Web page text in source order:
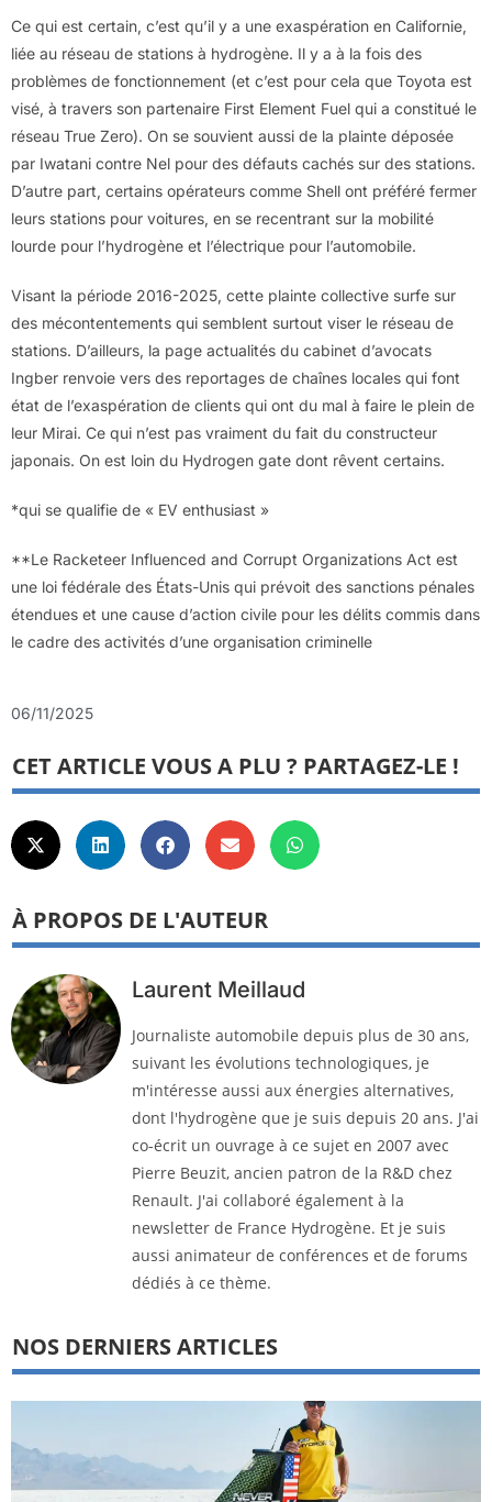
Ce qui est certain, c’est qu’il y a une exaspération en Californie,
liée au réseau de stations à hydrogène. Il y a à la fois des
problèmes de fonctionnement (et c’est pour cela que Toyota est
visé, à travers son partenaire First Element Fuel qui a constitué le
réseau True Zero). On se souvient aussi de la plainte déposée
par Iwatani contre Nel pour des défauts cachés sur des stations.
D’autre part, certains opérateurs comme Shell ont préféré fermer
leurs stations pour voitures, en se recentrant sur la mobilité
lourde pour l’hydrogène et l’électrique pour l’automobile.
Visant la période 2016-2025, cette plainte collective surfe sur
des mécontentements qui semblent surtout viser le réseau de
stations. D’ailleurs, la page actualités du cabinet d’avocats
Ingber renvoie vers des reportages de chaînes locales qui font
état de l’exaspération de clients qui ont du mal à faire le plein de
leur Mirai. Ce qui n’est pas vraiment du fait du constructeur
japonais. On est loin du Hydrogen gate dont rêvent certains.
*qui se qualifie de « EV enthusiast »
**Le Racketeer Influenced and Corrupt Organizations Act est
une loi fédérale des États-Unis qui prévoit des sanctions pénales
étendues et une cause d’action civile pour les délits commis dans
le cadre des activités d’une organisation criminelle
06/11/2025
CET ARTICLE VOUS A PLU ? PARTAGEZ-LE !
À PROPOS DE L'AUTEUR
Laurent Meillaud
Journaliste automobile depuis plus de 30 ans,
suivant les évolutions technologiques, je
m'intéresse aussi aux énergies alternatives,
dont l'hydrogène que je suis depuis 20 ans. J'ai
co-écrit un ouvrage à ce sujet en 2007 avec
Pierre Beuzit, ancien patron de la R&D chez
Renault. J'ai collaboré également à la
newsletter de France Hydrogène. Et je suis
aussi animateur de conférences et de forums
dédiés à ce thème.
NOS DERNIERS ARTICLES